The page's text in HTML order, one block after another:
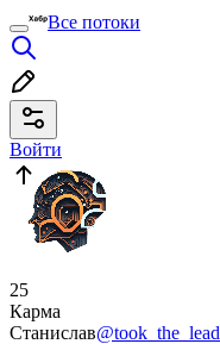
Все потоки
Войти
25
Карма
Станислав@took_the_lead